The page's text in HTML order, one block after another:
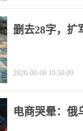
删去28字，扩
2026-08-06 10:50:09
电商哭晕：俄